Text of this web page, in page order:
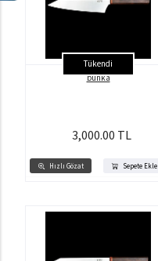
Tükendi
Hızlı Gözat Sepete Ekle
bunka
3,000.00 TL